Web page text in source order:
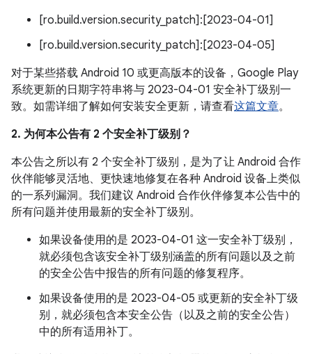
[ro.build.version.security_patch]:[2023-04-01]
[ro.build.version.security_patch]:[2023-04-05]
对于某些搭载 Android 10 或更高版本的设备，Google Play
系统更新的日期字符串将与 2023-04-01 安全补丁级别一
致。如需详细了解如何安装安全更新，请查看这篇文章。
2. 为何本公告有 2 个安全补丁级别？
本公告之所以有 2 个安全补丁级别，是为了让 Android 合作
伙伴能够灵活地、更快速地修复在各种 Android 设备上类似
的一系列漏洞。我们建议 Android 合作伙伴修复本公告中的
所有问题并使用最新的安全补丁级别。
如果设备使用的是 2023-04-01 这一安全补丁级别，
就必须包含该安全补丁级别涵盖的所有问题以及之前
的安全公告中报告的所有问题的修复程序。
如果设备使用的是 2023-04-05 或更新的安全补丁级
别，就必须包含本安全公告（以及之前的安全公告）
中的所有适用补丁。